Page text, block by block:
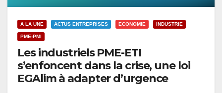
A LA UNE ACTUS ENTREPRISES ECONOMIE INDUSTRIE
PME-PMI
Les industriels PME-ETI
s’enfoncent dans la crise, une loi
EGAlim à adapter d’urgence